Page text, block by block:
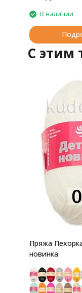
В наличии
C этим
Пряжа
новинка